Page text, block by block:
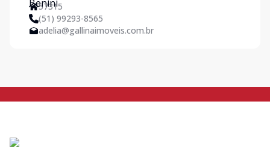
57315
(51) 99293-8565
adelia@gallinaimoveis.com.br